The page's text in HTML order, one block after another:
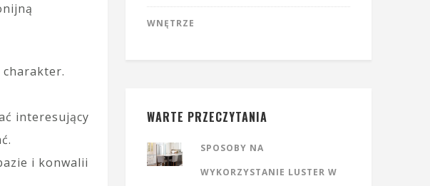
interesujący
i konwalii
WNĘTRZE
WARTE PRZECZYTANIA
SPOSOBY NA
WYKORZYSTANIE LUSTER W